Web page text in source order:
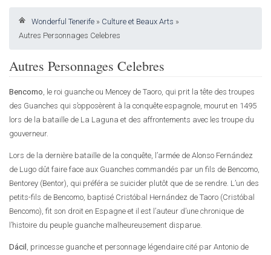
Wonderful Tenerife » Culture et Beaux Arts »
Autres Personnages Celebres
Autres Personnages Celebres
Bencomo , le roi guanche ou Mencey de Taoro, qui prit la tête des troupes
des Guanches qui s’opposèrent à la conquête espagnole, mourut en 1495
lors de la bataille de La Laguna et des affrontements avec les troupe du
gouverneur.
Lors de la dernière bataille de la conquête, l’armée de Alonso Fernández
de Lugo dût faire face aux Guanches commandés par un fils de Bencomo,
Bentorey (Bentor), qui préféra se suicider plutôt que de se rendre. L’un des
petits-fils de Bencomo, baptisé Cristóbal Hernández de Taoro (Cristóbal
Bencomo), fit son droit en Espagne et il est l’auteur d’une chronique de
l’histoire du peuple guanche malheureusement disparue.
Dácil , princesse guanche et personnage légendaire cité par Antonio de